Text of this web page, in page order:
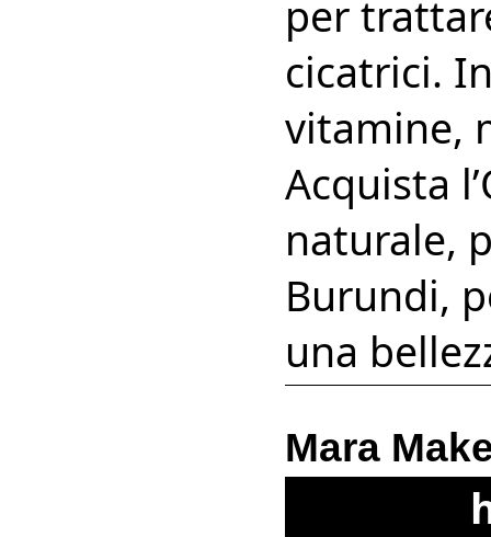
per
cicatrici.
vitamine,
Acquista
naturale,
Burundi,
una
Mara